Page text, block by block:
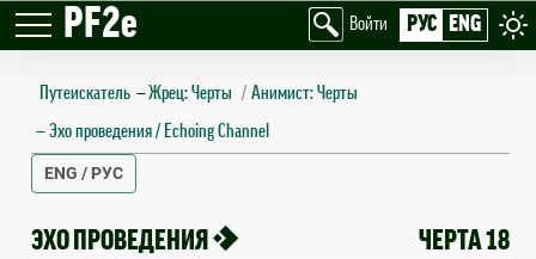
PF2e Войти РУС ENG
Путеискатель —Жрец: Черты
Анимист: Черты
Эхо проведения / Echoing Channel
ENG / РУС
ЭХО ПРОВЕДЕНИЯ
ECHOING CHANNEL1 ЧЕРТА 18